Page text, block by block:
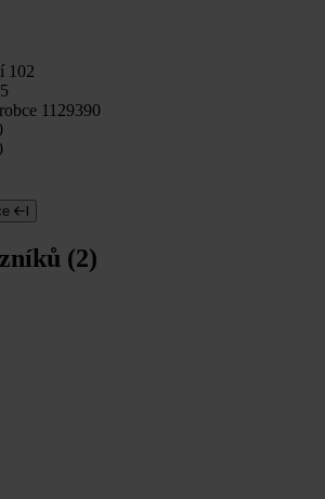
102
1129390
(2)